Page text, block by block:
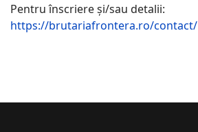
Pentru înscriere și/sau detalii:
https://brutariafrontera.ro/contact/